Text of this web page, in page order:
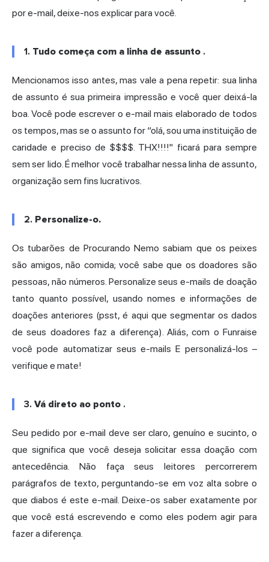
por e-mail, deixe-nos explicar para você.
1. Tudo começa com a linha de assunto .
Mencionamos isso antes, mas vale a pena repetir: sua linha
de assunto é sua primeira impressão e você quer deixá-la
boa. Você pode escrever o e-mail mais elaborado de todos
os tempos, mas se o assunto for “olá, sou uma instituição de
caridade e preciso de $$$$. THX!!!!" ficará para sempre
sem ser lido. É melhor você trabalhar nessa linha de assunto,
organização sem fins lucrativos.
2. Personalize-o.
Os tubarões de Procurando Nemo sabiam que os peixes
são amigos, não comida; você sabe que os doadores são
pessoas, não números. Personalize seus e-mails de doação
tanto quanto possível, usando nomes e informações de
doações anteriores (psst, é aqui que segmentar os dados
de seus doadores faz a diferença). Aliás, com o Funraise
você pode automatizar seus e-mails E personalizá-los –
verifique e mate!
3. Vá direto ao ponto .
Seu pedido por e-mail deve ser claro, genuíno e sucinto, o
que significa que você deseja solicitar essa doação com
antecedência. Não faça seus leitores percorrerem
parágrafos de texto, perguntando-se em voz alta sobre o
que diabos é este e-mail. Deixe-os saber exatamente por
que você está escrevendo e como eles podem agir para
fazer a diferença.